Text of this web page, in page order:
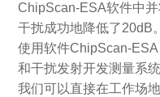
ChipScan-ESA软件中并
干扰成功地降低了20dB。
使用软件ChipScan-ESA
和干扰发射开发测量系
我们可以直接在工作场